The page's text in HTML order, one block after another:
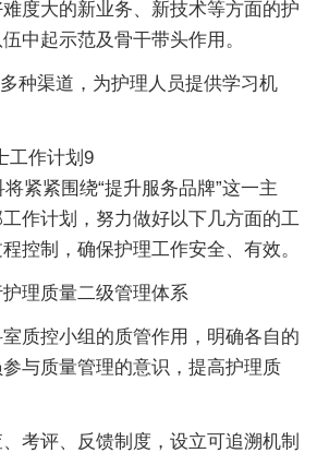
度大的新业务、新技术等方面的护
中起示范及骨干带头作用。
种渠道，为护理人员提供学习机
工作计划9
紧紧围绕“提升服务品牌”这一主
作计划，努力做好以下几方面的工
控制，确保护理工作安全、有效。
理质量二级管理体系
质控小组的质管作用，明确各自的
与质量管理的意识，提高护理质
考评、反馈制度，设立可追溯机制